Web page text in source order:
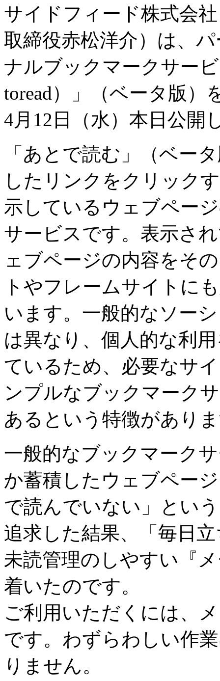
サイドフィード株式会
取締役赤松洋介）は、
ナルブックマークサー
toread）」（ベータ版）
4月12日（水）本日公開
「あとで読む」（ベー
したリンクをクリック
示しているウェブペー
サービスです。表示さ
ェブページの内容をそ
トやフレームサイトに
います。一般的なソー
は異なり、個人的な利
ているため、必要なサ
ンプルなブックマーク
あるという特徴があり
一般的なブックマーク
か蓄積したウェブペー
で読んでいない」とい
追求した結果、「毎日
未読管理のしやすい『
着いたのです。
ご利用いただくには、
です。わずらわしい作
りません。